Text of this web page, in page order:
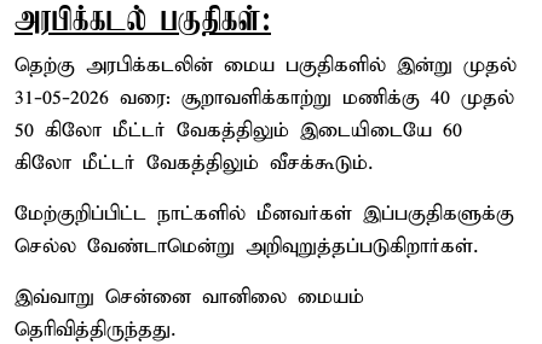
அரபிக்கடல் பகுதிகள்:
தெற்கு அரபிக்கடலின் மைய பகுதிகளில் இன்று முதல்
31-05-2026 வரை: சூறாவளிக்காற்று மணிக்கு 40 முதல்
50 கிலோ மீட்டர் வேகத்திலும் இடையிடையே 60
கிலோ மீட்டர் வேகத்திலும் வீசக்கூடும்.
மேற்குறிப்பிட்ட நாட்களில் மீனவர்கள் இப்பகுதிகளுக்கு
செல்ல வேண்டாமென்று அறிவுறுத்தப்படுகிறார்கள்.
இவ்வாறு சென்னை வானிலை மையம்
தெரிவித்திருந்தது.